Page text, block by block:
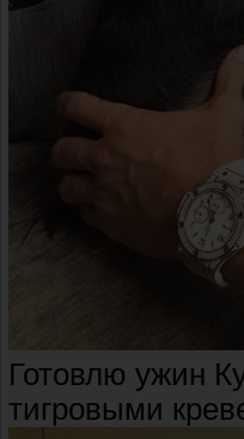
Готовлю ужин
тигровыми